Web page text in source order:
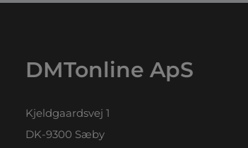
DMTonline ApS
Kjeldgaardsvej 1
DK-9300 Sæby